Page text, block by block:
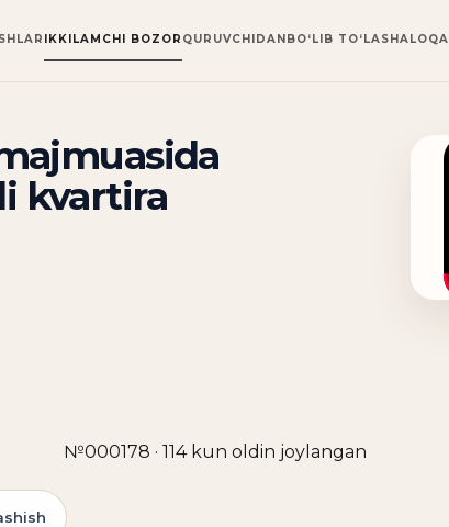
IKKILAMCHI BOZOR QURUVCHIDANBO‘LIB TO‘LASHALOQA
kvartira
№000178 · 114 kun oldin joylangan